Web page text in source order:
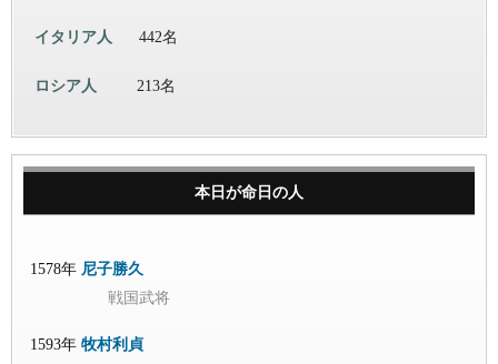
イタリア人 442名
ロシア人 213名
本日が命日の人
1578年 尼子勝久
戦国武将
1593年 牧村利貞